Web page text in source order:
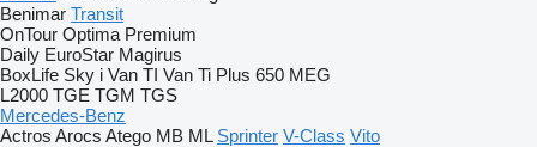
Benimar Transit
OnTour Optima Premium
Daily EuroStar Magirus
BoxLife Sky i Van TI Van Ti Plus 650 MEG
L2000 TGE TGM TGS
Mercedes-Benz
Actros Arocs Atego MB ML Sprinter V-Class Vito